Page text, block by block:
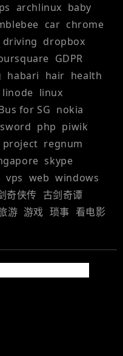
archlinux baby
car chrome
driving dropbox
GDPR
habari hair health
linode linux
for SG nokia
php piwik
project regnum
skype
vps web windows
奇侠传 古剑奇谭
游 游戏 琐事 看电影